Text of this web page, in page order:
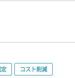
コスト削減